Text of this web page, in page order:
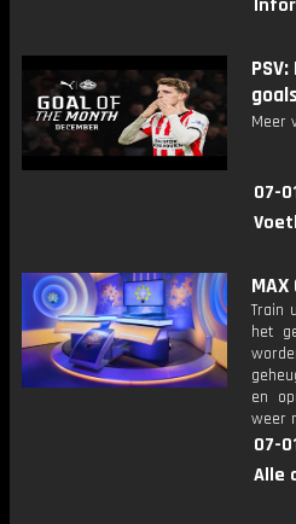
Meer
07-
Train
het
en
weer
07-
Alle